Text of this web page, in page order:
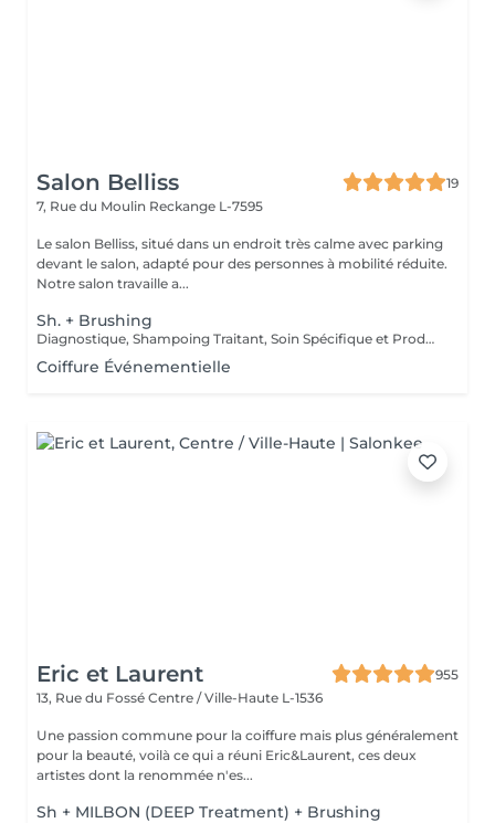
Salon Belliss
19
7, Rue du Moulin Reckange L-7595
Le salon Belliss, situé dans un endroit très calme avec parking
devant le salon, adapté pour des personnes à mobilité réduite.
Notre salon travaille a...
Sh. + Brushing
Diagnostique, Shampoing Traitant, Soin Spécifique et Produits Coiffants inclus
Coiffure Événementielle
Eric et Laurent
955
13, Rue du Fossé Centre / Ville-Haute L-1536
Une passion commune pour la coiffure mais plus généralement
pour la beauté, voilà ce qui a réuni Eric&Laurent, ces deux
artistes dont la renommée n'es...
Sh + MILBON (DEEP Treatment) + Brushing